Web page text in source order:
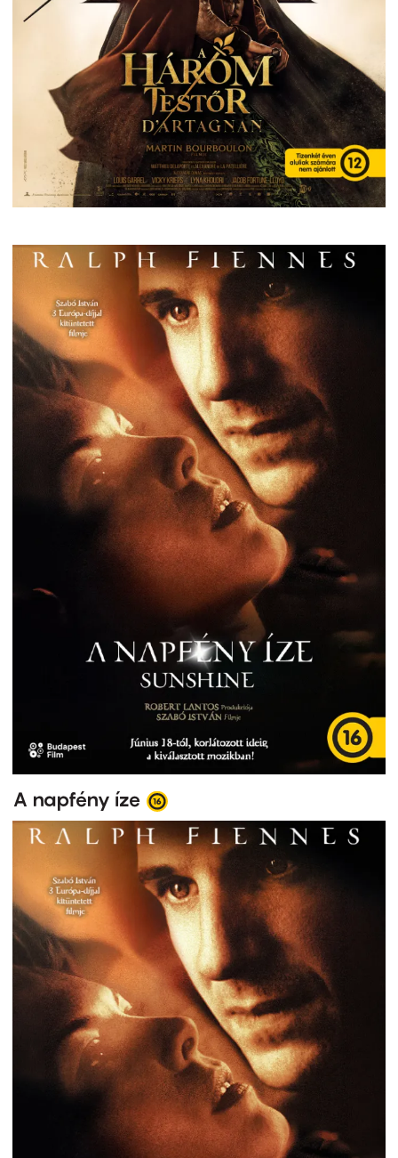
A napfény íze